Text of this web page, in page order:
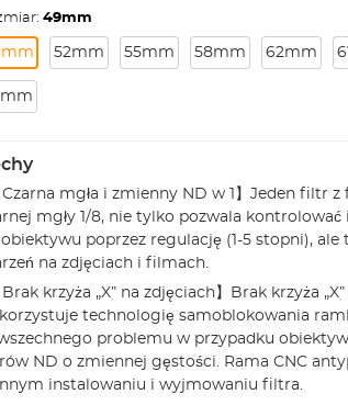
49mm
52mm 55mm 58mm 62mm
Czarna mgła i zmienny ND w 1】Jeden filtr
mgły 1/8, nie tylko pozwala kontrolować
poprzez regulację (1-5 stopni),
na zdjęciach i filmach.
Brak krzyża „X” na zdjęciach】Brak krzyża
technologię samoblokowania
problemu w przypadku
ND o zmiennej gęstości. Rama CNC
instalowaniu i wyjmowaniu filtra.